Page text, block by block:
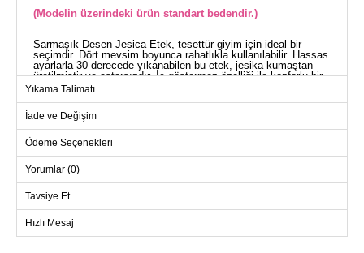
(Modelin üzerindeki ürün standart bedendir.)
Sarmaşık Desen Jesica Etek, tesettür giyim için ideal bir
seçimdir. Dört mevsim boyunca rahatlıkla kullanılabilir. Hassas
ayarlarla 30 derecede yıkanabilen bu etek, jesika kumaştan
üretilmiştir ve astarsızdır. İç göstermez özelliği ile konforlu bir
kullanım sunar. Etek belindeki lastik sayesinde rahat bir oturuş
(CM)
Beden
Yıkama Talimatı
İade ve Değişim
Ödeme Seçenekleri
Yorumlar (0)
Tavsiye Et
Hızlı Mesaj